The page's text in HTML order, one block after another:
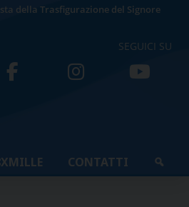
della Trasfigurazione del Signore
SEGUICI SU
CONTATTI